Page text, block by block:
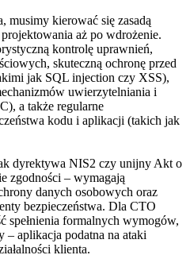
musimy kierować się zasadą
aż po wdrożenie.
kontrolę uprawnień,
skuteczną ochronę przed
jak SQL injection czy XSS),
uwierzytelniania i
a także regularne
kodu i aplikacji (takich jak
dyrektywa NIS2 czy unijny Akt o
zgodności – wymagają
danych osobowych oraz
bezpieczeństwa. Dla CTO
spełnienia formalnych wymogów,
– aplikacja podatna na ataki
klienta.